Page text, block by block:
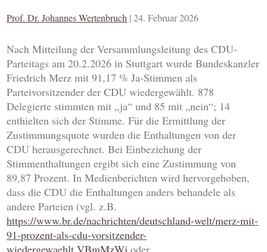
Prof. Dr. Johannes Wertenbruch |24. Februar 2026
Nach Mitteilung der Versammlungsleitung des CDU-
Parteitags am 20.2.2026 in Stuttgart wurde Bundeskanzler
Friedrich Merz mit 91,17 % Ja-Stimmen als
Parteivorsitzender der CDU wiedergewählt. 878
Delegierte stimmten mit „ja“ und 85 mit „nein“; 14
enthielten sich der Stimme. Für die Ermittlung der
Zustimmungsquote wurden die Enthaltungen von der
CDU herausgerechnet. Bei Einbeziehung der
Stimmenthaltungen ergibt sich eine Zustimmung von
89,87 Prozent. In Medienberichten wird hervorgehoben,
dass die CDU die Enthaltungen anders behandele als
andere Parteien (vgl. z.B.
https://www.br.de/nachrichten/deutschland-welt/merz-mit-
91-prozent-als-cdu-vorsitzender-